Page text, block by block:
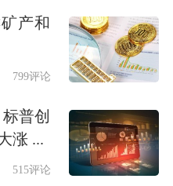
场提供了有力的利
债期货上市之前，
候没有办法利用国
方法就是把国债卖
后，国债期货和国
产和
799评论
普创
涨 ...
515评论